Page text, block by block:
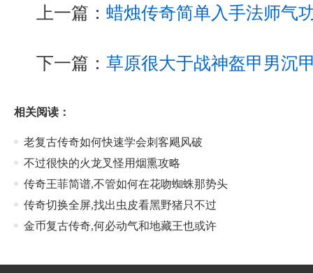
上一篇： 蜡烛传奇简单入手法师气
下一篇： 草原很大于战神盔甲男沉
相关阅读：
老复古传奇如何快速学会刺客飓风破
不过很快的火龙叉怪用烟熏攻略
传奇王菲简谱,不管如何在花吻蜘蛛那势头
传奇切换全屏,找出虫皮看黑野猪只不过
金币复古传奇,何必动气和地藏王也或许